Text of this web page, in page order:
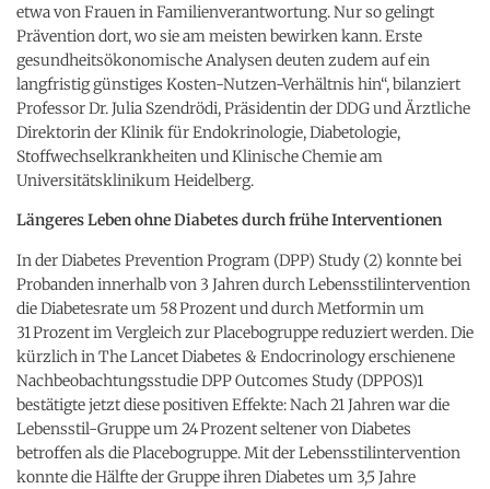
etwa von Frauen in Familienverantwortung. Nur so gelingt
Prävention dort, wo sie am meisten bewirken kann. Erste
gesundheitsökonomische Analysen deuten zudem auf ein
langfristig günstiges Kosten-Nutzen-Verhältnis hin“, bilanziert
Professor Dr. Julia Szendrödi, Präsidentin der DDG und Ärztliche
Direktorin der Klinik für Endokrinologie, Diabetologie,
Stoffwechselkrankheiten und Klinische Chemie am
Universitätsklinikum Heidelberg.
Längeres Leben ohne Diabetes durch frühe Interventionen
In der Diabetes Prevention Program (DPP) Study (2) konnte bei
Probanden innerhalb von 3 Jahren durch Lebensstilintervention
die Diabetesrate um 58 Prozent und durch Metformin um
31 Prozent im Vergleich zur Placebogruppe reduziert werden. Die
kürzlich in The Lancet Diabetes & Endocrinology erschienene
Nachbeobachtungsstudie DPP Outcomes Study (DPPOS)1
bestätigte jetzt diese positiven Effekte: Nach 21 Jahren war die
Lebensstil-Gruppe um 24 Prozent seltener von Diabetes
betroffen als die Placebogruppe. Mit der Lebensstilintervention
konnte die Hälfte der Gruppe ihren Diabetes um 3,5 Jahre